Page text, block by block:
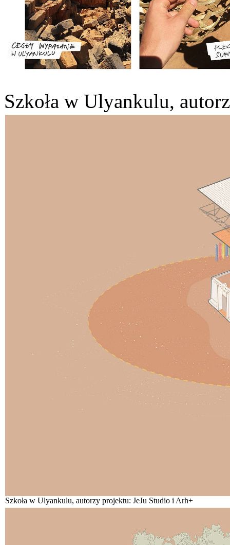
Szkoła w Ulyankulu,
Szkoła w Ulyankulu, autorzy projektu: JeJu Studio i Arh+